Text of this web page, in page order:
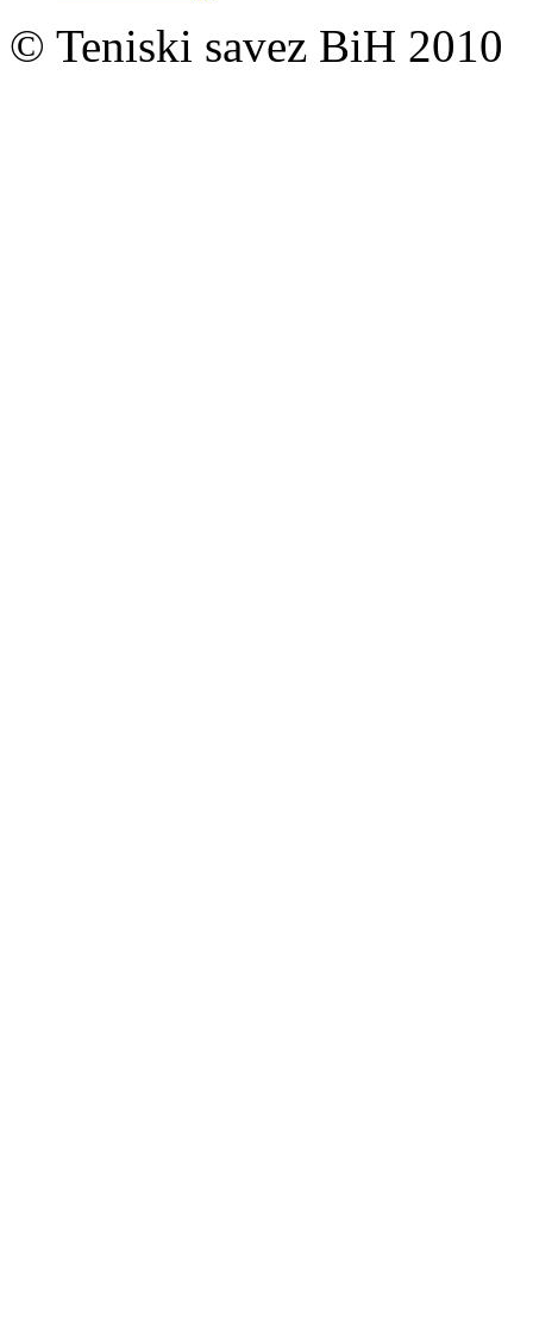
© Teniski savez BiH 2010